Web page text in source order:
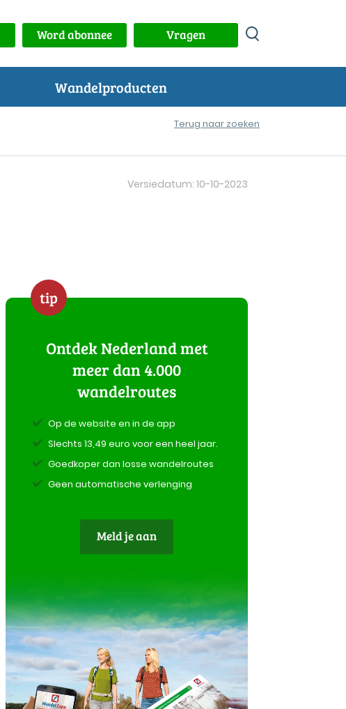
Word abonnee Vragen
Wandelproducten
Terug naar zoeken
Versiedatum: 10-10-2023
tip
Ontdek Nederland met
meer dan 4.000
wandelroutes
Op de website en in de app
Slechts 13,49 euro voor een heel jaar.
Goedkoper dan losse wandelroutes
Geen automatische verlenging
Meld je aan